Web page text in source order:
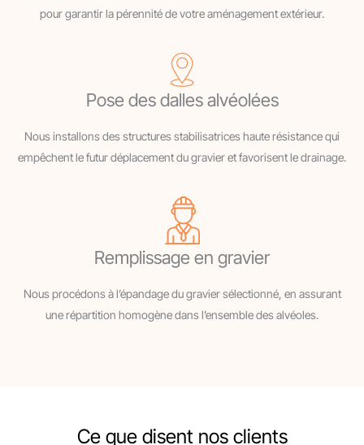
pour garantir la pérennité de votre aménagement extérieur.
Pose des dalles alvéolées
Nous installons des structures stabilisatrices haute résistance qui
empêchent le futur déplacement du gravier et favorisent le drainage.
Remplissage en gravier
Nous procédons à l’épandage du gravier sélectionné, en assurant
une répartition homogène dans l’ensemble des alvéoles.
Ce que disent nos clients